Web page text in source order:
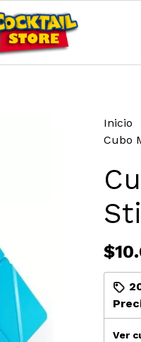
Inicio
Cubo
Ver